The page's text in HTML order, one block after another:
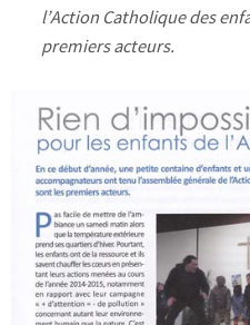
l’Action Catholique des
premiers acteurs.